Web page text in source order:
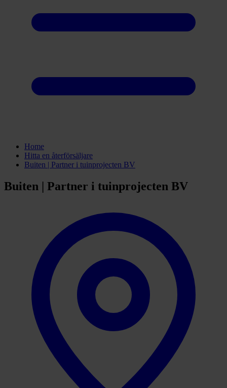
Home
Hitta en återförsäljare
Buiten | Partner i tuinprojecten BV
Buiten | Partner i tuinprojecten BV